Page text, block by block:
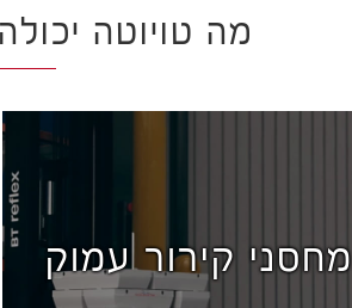
מה טויוטה
מחסני קירור עמוק